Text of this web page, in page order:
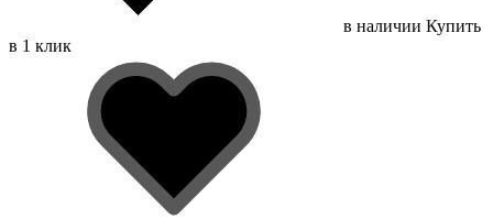
в наличии Купить
в 1 клик